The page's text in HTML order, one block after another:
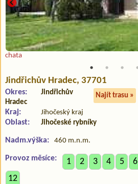
chata
Jindřichův Hradec, 37701
Najít trasu »
Okres:
Jindřichův
Hradec
Kraj: Jihočeský kraj
Oblast: Jihočeské rybníky
Nadm.výška: 460 m.n.m.
Provoz měsíce: 1 2 3 4 5 6
12